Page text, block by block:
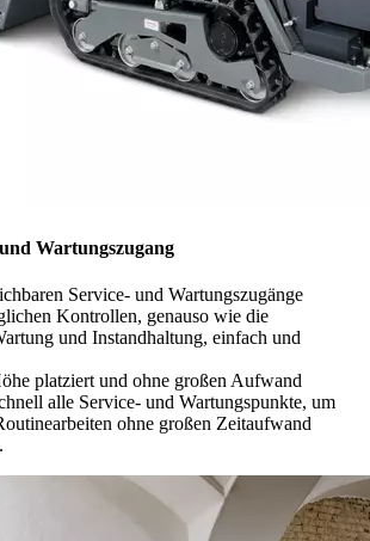
Wartungszugang
Service- und Wartungszugänge
Kontrollen, genauso wie die
und Instandhaltung, einfach und
platziert und ohne großen Aufwand
alle Service- und Wartungspunkte, um
ohne großen Zeitaufwand